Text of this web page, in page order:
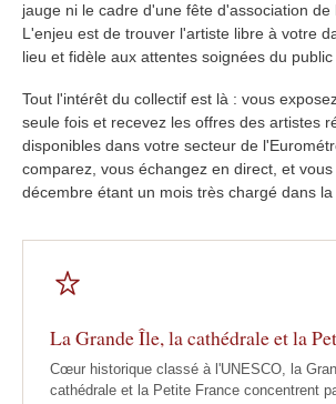
jauge ni le cadre d'une fête d'association de
L'enjeu est de trouver l'artiste libre à votre
lieu et fidèle aux attentes soignées du public
Tout l'intérêt du collectif est là : vous
seule fois et recevez les offres des artistes
disponibles dans votre secteur de
comparez, vous échangez en direct, et
décembre étant un mois très chargé dans
La Grande Île, la cathédrale et la
Cœur historique classé à l'UNESCO, la
cathédrale et la Petite France concentrent